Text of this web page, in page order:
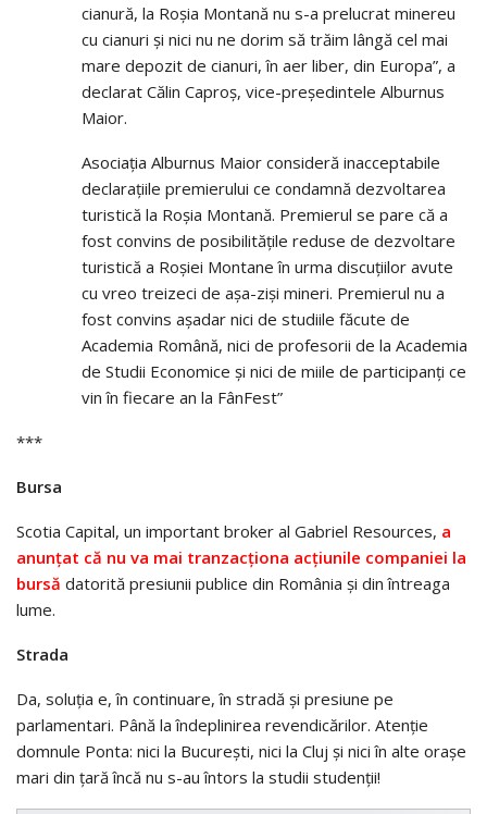
cianură, la Roșia Montană nu s-a prelucrat minereu
cu cianuri și nici nu ne dorim să trăim lângă cel mai
mare depozit de cianuri, în aer liber, din Europa”, a
declarat Călin Caproș, vice-președintele Alburnus
Maior.
Asociația Alburnus Maior consideră inacceptabile
declarațiile premierului ce condamnă dezvoltarea
turistică la Roșia Montană. Premierul se pare că a
fost convins de posibilitățile reduse de dezvoltare
turistică a Roșiei Montane în urma discuțiilor avute
cu vreo treizeci de așa-ziși mineri. Premierul nu a
fost convins așadar nici de studiile făcute de
Academia Română, nici de profesorii de la Academia
de Studii Economice și nici de miile de participanți ce
vin în fiecare an la FânFest”
***
Bursa
Scotia Capital, un important broker al Gabriel Resources, a
anunțat că nu va mai tranzacționa acțiunile companiei la
bursă datorită presiunii publice din România și din întreaga
lume.
Strada
Da, soluția e, în continuare, în stradă și presiune pe
parlamentari. Până la îndeplinirea revendicărilor. Atenție
domnule Ponta: nici la București, nici la Cluj și nici în alte orașe
mari din țară încă nu s-au întors la studii studenții!